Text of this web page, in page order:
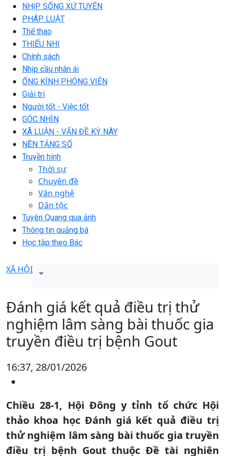
NHỊP SỐNG XỨ TUYÊN
PHÁP LUẬT
Thể thao
THIẾU NHI
Chính sách
Nhịp cầu nhân ái
ỐNG KÍNH PHÓNG VIÊN
Giải trí
Người tốt - Việc tốt
GÓC NHÌN
XÃ LUẬN - VẤN ĐỀ KỲ NÀY
NỀN TẢNG SỐ
Truyền hình
Thời sự
Chuyên đề
Văn nghệ
Dân tộc
Tuyên Quang qua ảnh
Thông tin quảng bá
Học tập theo Bác
XÃ HỘI
Đánh giá kết quả điều trị thử
nghiệm lâm sàng bài thuốc gia
truyền điều trị bệnh Gout
16:37, 28/01/2026
Chiều 28-1, Hội Đông y tỉnh tổ chức Hội
thảo khoa học Đánh giá kết quả điều trị
thử nghiệm lâm sàng bài thuốc gia truyền
điều trị bệnh Gout thuộc Đề tài nghiên